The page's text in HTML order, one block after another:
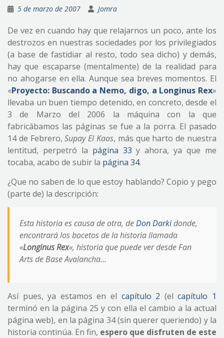
5 de marzo de 2007 Jomra
De vez en cuando hay que relajarnos un poco, ante los
destrozos en nuestras sociedades por los privilegiados
(a base de fastidiar al resto, todo sea dicho) y demás,
hay que escaparse (mentalmente) de la realidad para
no ahogarse en ella. Aunque sea breves momentos. El
«Proyecto: Buscando a Nemo, digo, a Longinus Rex»
llevaba un buen tiempo detenido, en concreto, desde el
3 de Marzo del 2006 la máquina con la que
fabricábamos las páginas se fue a la porra. El pasado
14 de Febrero,Supay El Kaos, más que harto de nuestra
lentitud, perpetró la página 33 y ahora, ya que me
tocaba, acabo de subir la página 34.
¿Que no saben de lo que estoy hablando? Copio y pego
(parte de) la descripción:
Esta historia es causa de otra, deDon Darkidonde,
encontrará los bocetos de la historia llamada
«Longinus Rex«, historia que puede ver desde Fan
Arts de Base Avalancha…
Así pues, ya estamos en el capítulo 2 (elcapítulo 1
terminó en la página 25 y con ella el cambio a la actual
página web), en la página 34 (sin querer queriendo) y la
historia continúa. En fin, espero que disfruten de este